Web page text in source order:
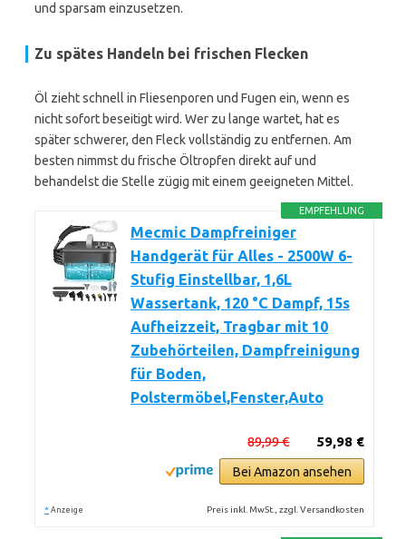
und sparsam einzusetzen.
Zu spätes Handeln bei frischen Flecken
Öl zieht schnell in Fliesenporen und Fugen ein, wenn es
nicht sofort beseitigt wird. Wer zu lange wartet, hat es
später schwerer, den Fleck vollständig zu entfernen. Am
besten nimmst du frische Öltropfen direkt auf und
behandelst die Stelle zügig mit einem geeigneten Mittel.
EMPFEHLUNG
Mecmic Dampfreiniger
Handgerät für Alles - 2500W 6-
Stufig Einstellbar, 1,6L
Wassertank, 120 °C Dampf, 15s
Aufheizzeit, Tragbar mit 10
Zubehörteilen, Dampfreinigung
für Boden,
Polstermöbel,Fenster,Auto
59,98 €
89,99 €
Bei Amazon ansehen
* Anzeige Preis inkl. MwSt., zzgl. Versandkosten